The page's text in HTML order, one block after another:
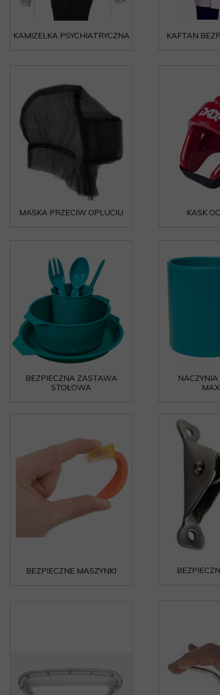
BEZPIECZNA ZASTAWA
STOŁOWA
KAMIZELKA PSYCHIATRYCZNA
KASK
MASKA PRZECIW OPLUCIU
KAFTAN
BEZPIECZNE MASZYNKI